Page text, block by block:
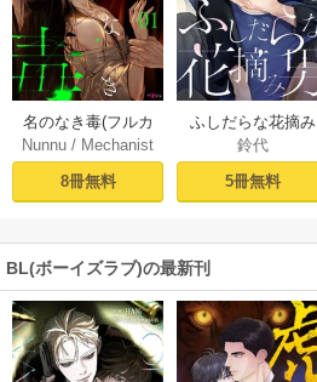
名のなき毒(フルカ
ラー) 1巻
Nunnu / Mechanist
/Doroh
8冊無料
ふしだらな花摘み
男 1巻
鈴代
5冊無料
BL(ボーイズラブ)の最新刊